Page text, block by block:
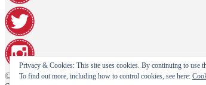
© Paninohome e-shop 2026
Privacy & Cookies: This site uses cookies. By continuing to use
To find out more, including how to control cookies, see here: